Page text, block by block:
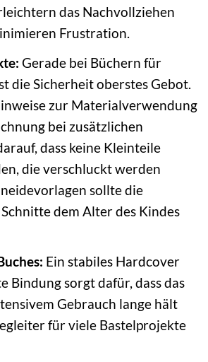
das Nachvollziehen
Frustration.
Gerade bei Büchern für
die Sicherheit oberstes Gebot.
zur Materialverwendung
bei zusätzlichen
dass keine Kleinteile
die verschluckt werden
sollte die
dem Alter des Kindes
Ein stabiles Hardcover
Bindung sorgt dafür, dass das
Gebrauch lange hält
für viele Bastelprojekte